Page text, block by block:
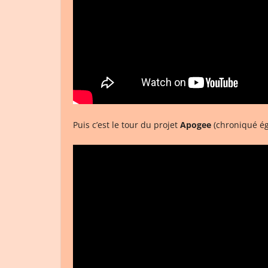
Puis c’est le tour du projet Apogee (chroniqué